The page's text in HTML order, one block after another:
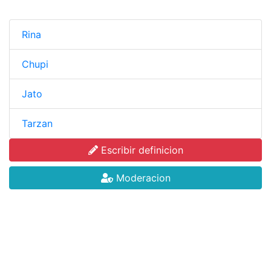
Rina
Chupi
Jato
Tarzan
Escribir definicion
Moderacion